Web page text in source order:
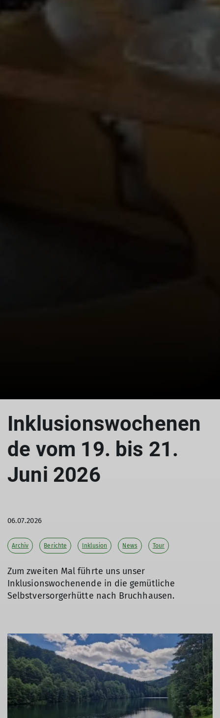
Inklusionswochenen
de vom 19. bis 21.
Juni 2026
06.07.2026
Archiv Berichte Inklusion News Tour
Zum zweiten Mal führte uns unser
Inklusionswochenende in die gemütliche
Selbstversorgerhütte nach Bruchhausen.